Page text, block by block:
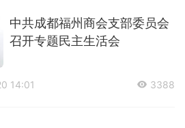
中共成都福州商会支部委员会
召开专题民主生活会
14:01 3388